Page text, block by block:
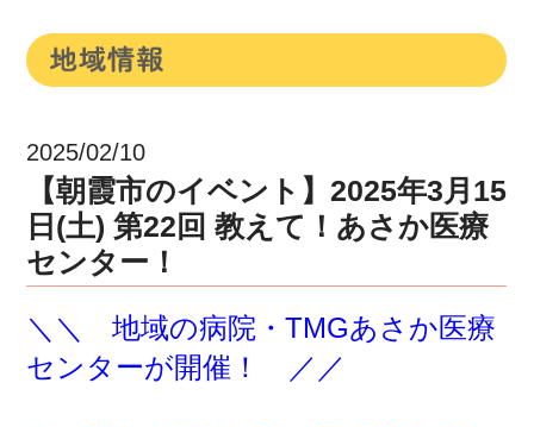
2025/02/10
【朝霞市のイベント】2025年3月15
日(土) 第22回 教えて！あさか医療
センター！
＼＼ 地域の病院・TMGあさか医療
センターが開催！ ／／